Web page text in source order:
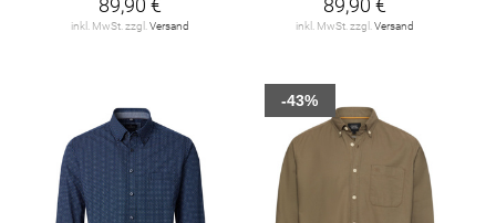
89,90 €
inkl. MwSt. zzgl. Versand
89,90 €
inkl. MwSt. zzgl. Versand
-43%